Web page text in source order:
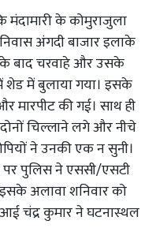
मंदामारी के कोमुराजुला
अंगदी बाजार इलाके
के बाद चरवाहे और उसके
शेड में बुलाया गया। इसके
मारपीट की गई। साथ ही
चिल्लाने लगे और नीचे
ने उनकी एक न सुनी।
पर पुलिस ने एससी/एसटी
अलावा शनिवार को
चंद्र कुमार ने घटनास्थल